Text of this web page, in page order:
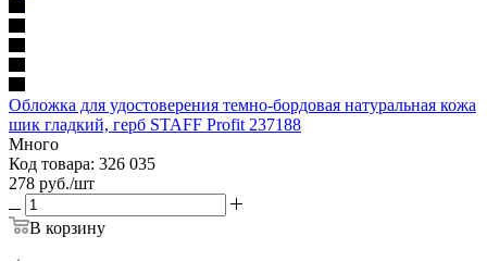
Обложка для удостоверения темно-бордовая натуральная кожа
шик гладкий, герб STAFF Profit 237188
Много
Код товара: 326 035
278 руб./шт
В корзину